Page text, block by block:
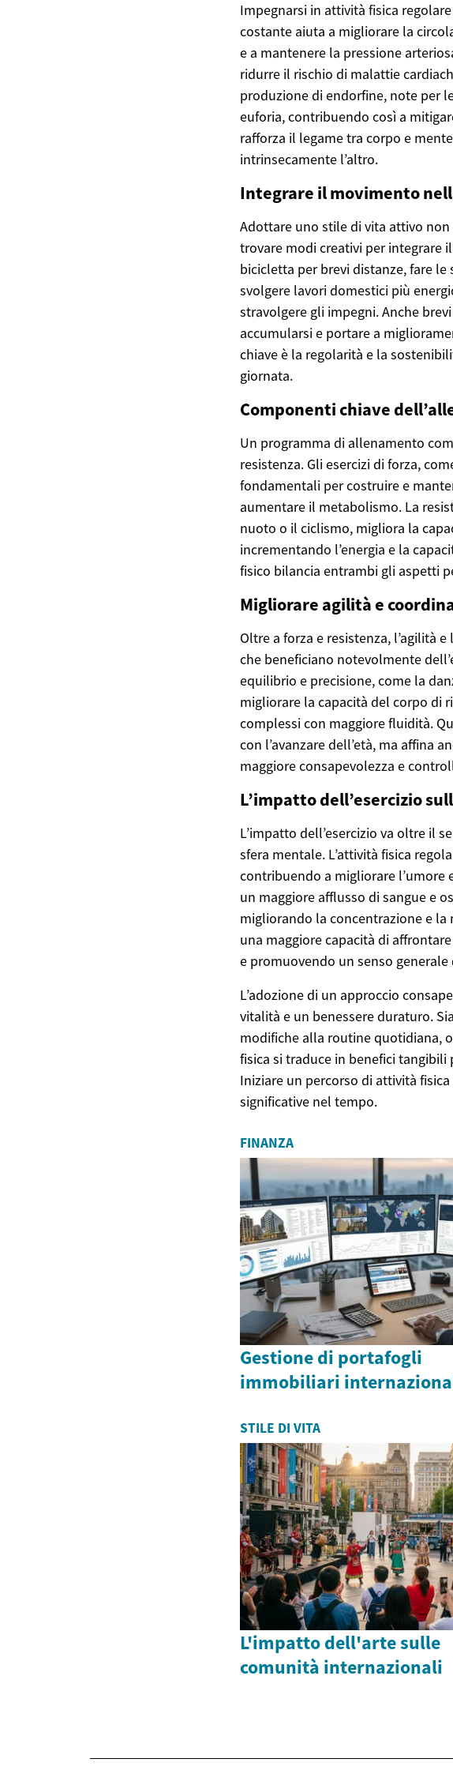
Impegnarsi in attività fisica
costante aiuta a migliorare la
e a mantenere la pressione
ridurre il rischio di malattie
produzione di endorfine, note per
euforia, contribuendo così a
rafforza il legame tra corpo e
intrinsecamente l’altro.
Integrare il movimento
Adottare uno stile di vita attivo
trovare modi creativi per integrare
bicicletta per brevi distanze, fare le
svolgere lavori domestici più
stravolgere gli impegni. Anche
accumularsi e portare a
chiave è la regolarità e la
giornata.
Componenti chiave
Un programma di allenamento
resistenza. Gli esercizi di forza,
fondamentali per costruire e
aumentare il metabolismo. La
nuoto o il ciclismo, migliora la
incrementando l’energia e la
fisico bilancia entrambi gli aspetti
Migliorare agilità e
Oltre a forza e resistenza, l’agilità
che beneficiano notevolmente
equilibrio e precisione, come la
migliorare la capacità del corpo di
complessi con maggiore fluidità.
con l’avanzare dell’età, ma affina
maggiore consapevolezza e
L’impatto dell’esercizio
L’impatto dell’esercizio va oltre il
sfera mentale. L’attività fisica
contribuendo a migliorare l’umore
un maggiore afflusso di sangue e
migliorando la concentrazione e
una maggiore capacità di
e promuovendo un senso
L’adozione di un approccio
vitalità e un benessere duraturo.
modifiche alla routine quotidiana,
fisica si traduce in benefici
Iniziare un percorso di attività
significative nel tempo.
FINANZA
Gestione di portafogli
immobiliari
STILE DI VITA
L'impatto dell'arte sulle
comunità internazionali